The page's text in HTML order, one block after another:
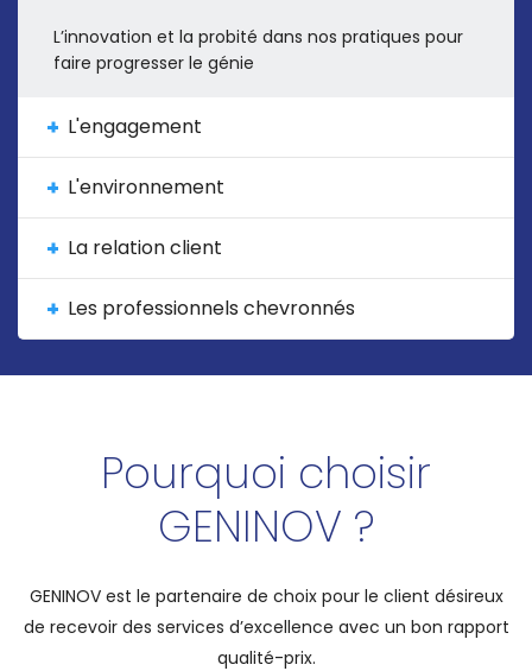
L’innovation et la probité dans nos pratiques pour
faire progresser le génie
L'engagement
L'environnement
La relation client
Les professionnels chevronnés
Pourquoi choisir
GENINOV ?
GENINOV est le partenaire de choix pour le client désireux
de recevoir des services d’excellence avec un bon rapport
qualité-prix.